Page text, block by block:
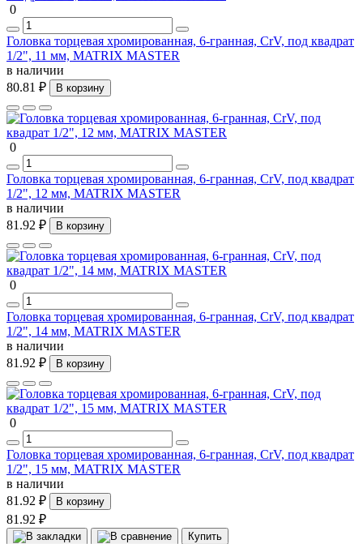
0
Головка торцевая хромированная, 6-гранная, СrV, под квадрат
1/2", 11 мм, MATRIX MASTER
в наличии
80.81 ₽
В корзину
0
Головка торцевая хромированная, 6-гранная, СrV, под квадрат
1/2", 12 мм, MATRIX MASTER
в наличии
81.92 ₽
В корзину
0
Головка торцевая хромированная, 6-гранная, СrV, под квадрат
1/2", 14 мм, MATRIX MASTER
в наличии
81.92 ₽
В корзину
0
Головка торцевая хромированная, 6-гранная, СrV, под квадрат
1/2", 15 мм, MATRIX MASTER
в наличии
81.92 ₽
В корзину
81.92 ₽
Купить